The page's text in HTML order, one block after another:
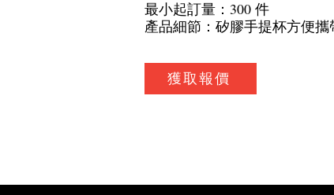
最小起訂量：300 件
產品細節：矽膠手提杯方便
獲取報價